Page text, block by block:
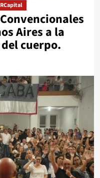
Aires a la
cuerpo.